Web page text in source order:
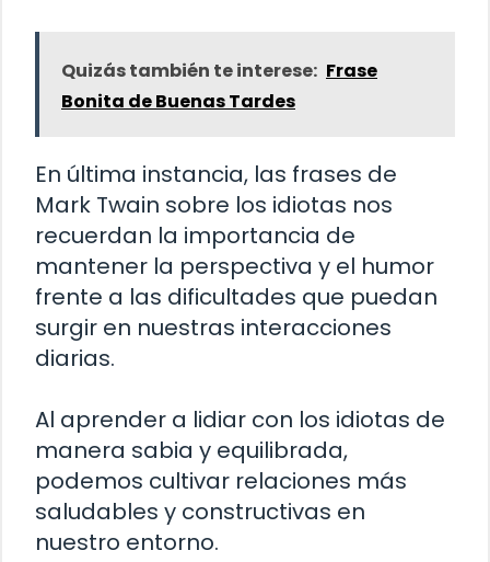
Quizás también te interese: Frase
Bonita de Buenas Tardes
En última instancia, las frases de
Mark Twain sobre los idiotas nos
recuerdan la importancia de
mantener la perspectiva y el humor
frente a las dificultades que puedan
surgir en nuestras interacciones
diarias.
Al aprender a lidiar con los idiotas de
manera sabia y equilibrada,
podemos cultivar relaciones más
saludables y constructivas en
nuestro entorno.